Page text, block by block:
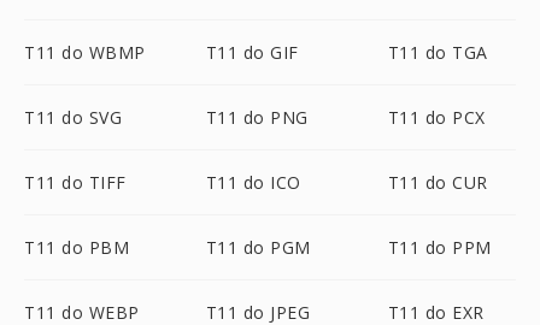
T11 do WBMP T11 do GIF T11 do TGA
T11 do SVG T11 do PNG T11 do PCX
T11 do TIFF T11 do ICO T11 do CUR
T11 do PBM T11 do PGM T11 do PPM
T11 do WEBP T11 do JPEG T11 do EXR